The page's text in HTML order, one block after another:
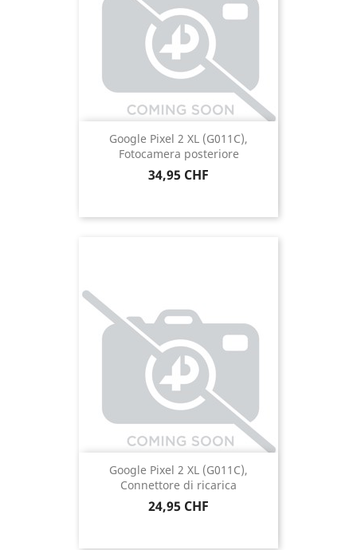
Google Pixel 2 XL (G011C),
Fotocamera posteriore
Prezzo
34,95 CHF
Google Pixel 2 XL (G011C),
Connettore di ricarica
Prezzo
24,95 CHF